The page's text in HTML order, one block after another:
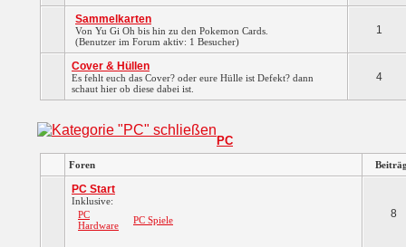
Sammelkarten
Von Yu Gi Oh bis hin zu den Pokemon Cards.
(Benutzer im Forum aktiv: 1 Besucher)
1
Cover & Hüllen
Es fehlt euch das Cover? oder eure Hülle ist Defekt? dann
schaut hier ob diese dabei ist.
4
PC
Foren
PC Start
Inklusive:
PC
Hardware
PC Spiele 8